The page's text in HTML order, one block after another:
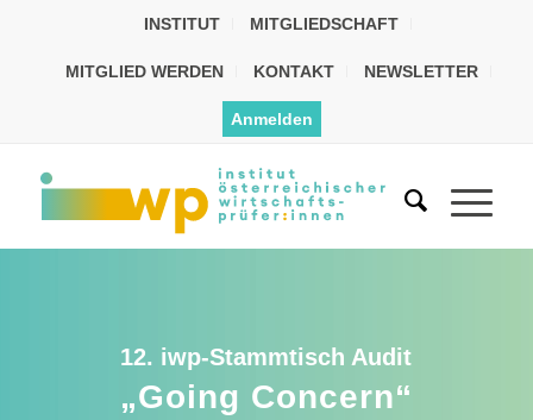
INSTITUT MITGLIEDSCHAFT
MITGLIED WERDEN KONTAKT NEWSLETTER
Anmelden
12. iwp-Stammtisch Audit
„Going Concern“